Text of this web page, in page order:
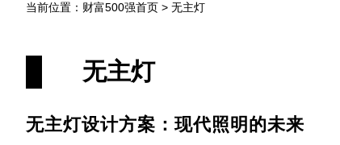
当前位置： 财富500强首页 > 无主灯
无主灯
无主灯设计方案：现代照明的未来